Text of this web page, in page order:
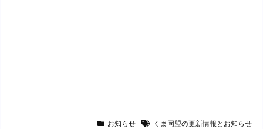
お知らせ くま同盟の更新情報とお知らせ